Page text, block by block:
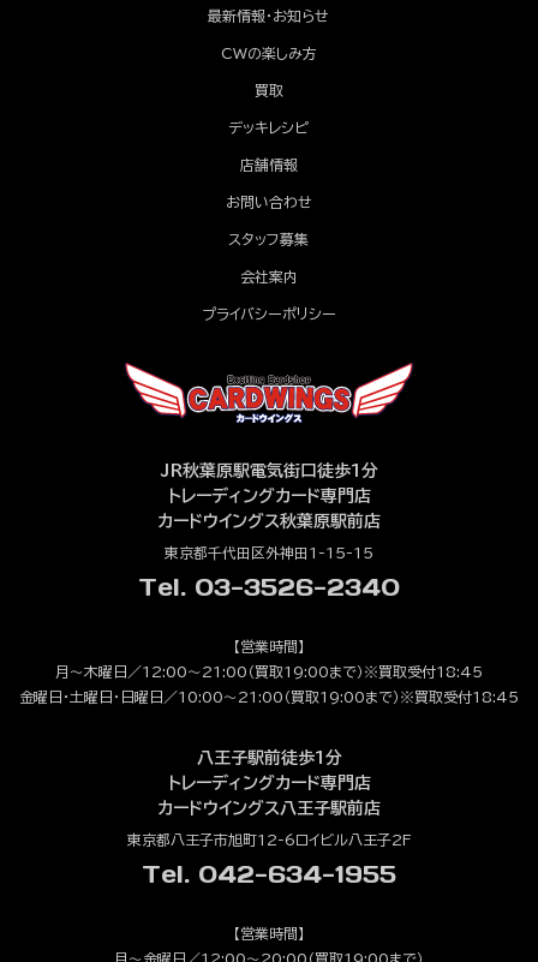
最新情報・お知らせ
CWの楽しみ方
買取
デッキレシピ
店舗情報
お問い合わせ
スタッフ募集
会社案内
プライバシーポリシー
JR秋葉原駅電気街口徒歩1分
トレーディングカード専門店
カードウイングス秋葉原駅前店
東京都千代田区外神田1-15-15
Tel. 03-3526-2340
【営業時間】
月～木曜日／12:00～21:00（買取19:00まで）※買取受付18:45
金曜日・土曜日・日曜日／10:00～21:00（買取19:00まで）※買取受付18:45
八王子駅前徒歩1分
トレーディングカード専門店
カードウイングス八王子駅前店
東京都八王子市旭町12-6ロイビル八王子2F
Tel. 042-634-1955
【営業時間】
月～金曜日／12:00～20:00（買取19:00まで）